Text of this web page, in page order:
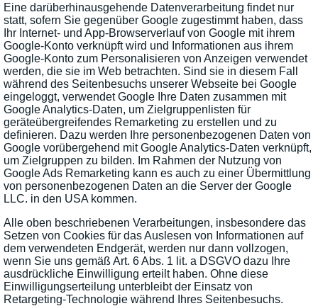
Eine darüberhinausgehende Datenverarbeitung findet nur
statt, sofern Sie gegenüber Google zugestimmt haben, dass
Ihr Internet- und App-Browserverlauf von Google mit ihrem
Google-Konto verknüpft wird und Informationen aus ihrem
Google-Konto zum Personalisieren von Anzeigen verwendet
werden, die sie im Web betrachten. Sind sie in diesem Fall
während des Seitenbesuchs unserer Webseite bei Google
eingeloggt, verwendet Google Ihre Daten zusammen mit
Google Analytics-Daten, um Zielgruppenlisten für
geräteübergreifendes Remarketing zu erstellen und zu
definieren. Dazu werden Ihre personenbezogenen Daten von
Google vorübergehend mit Google Analytics-Daten verknüpft,
um Zielgruppen zu bilden. Im Rahmen der Nutzung von
Google Ads Remarketing kann es auch zu einer Übermittlung
von personenbezogenen Daten an die Server der Google
LLC. in den USA kommen.
Alle oben beschriebenen Verarbeitungen, insbesondere das
Setzen von Cookies für das Auslesen von Informationen auf
dem verwendeten Endgerät, werden nur dann vollzogen,
wenn Sie uns gemäß Art. 6 Abs. 1 lit. a DSGVO dazu Ihre
ausdrückliche Einwilligung erteilt haben. Ohne diese
Einwilligungserteilung unterbleibt der Einsatz von
Retargeting-Technologie während Ihres Seitenbesuchs.